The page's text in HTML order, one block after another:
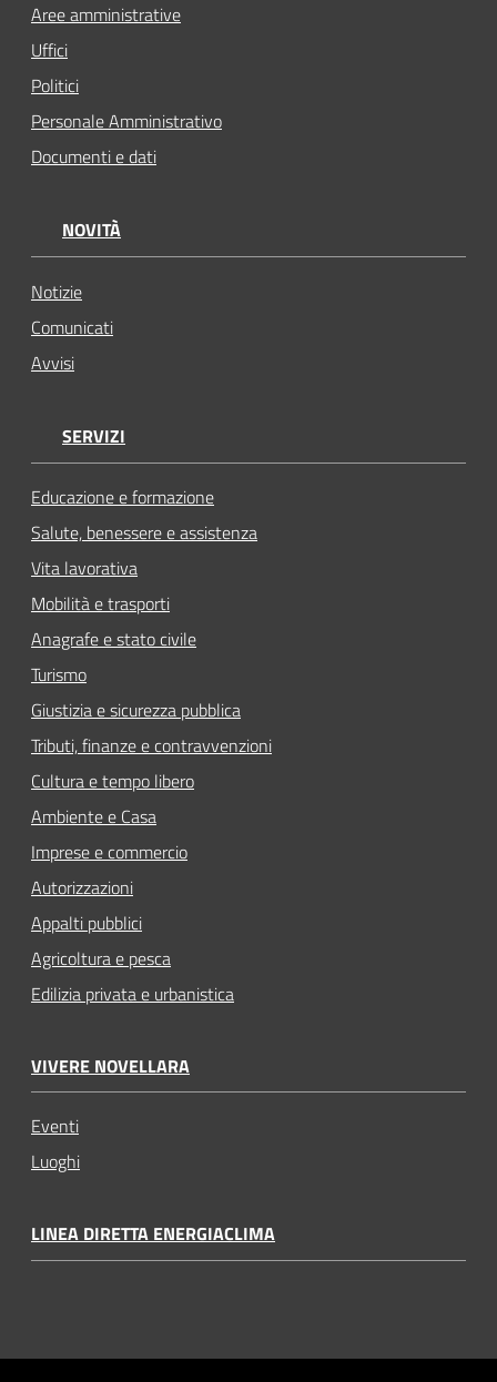
Aree amministrative
Uffici
Politici
Personale Amministrativo
Documenti e dati
NOVITÀ
Notizie
Comunicati
Avvisi
SERVIZI
Educazione e formazione
Salute, benessere e assistenza
Vita lavorativa
Mobilità e trasporti
Anagrafe e stato civile
Turismo
Giustizia e sicurezza pubblica
Tributi, finanze e contravvenzioni
Cultura e tempo libero
Ambiente e Casa
Imprese e commercio
Autorizzazioni
Appalti pubblici
Agricoltura e pesca
Edilizia privata e urbanistica
VIVERE NOVELLARA
Eventi
Luoghi
LINEA DIRETTA ENERGIACLIMA